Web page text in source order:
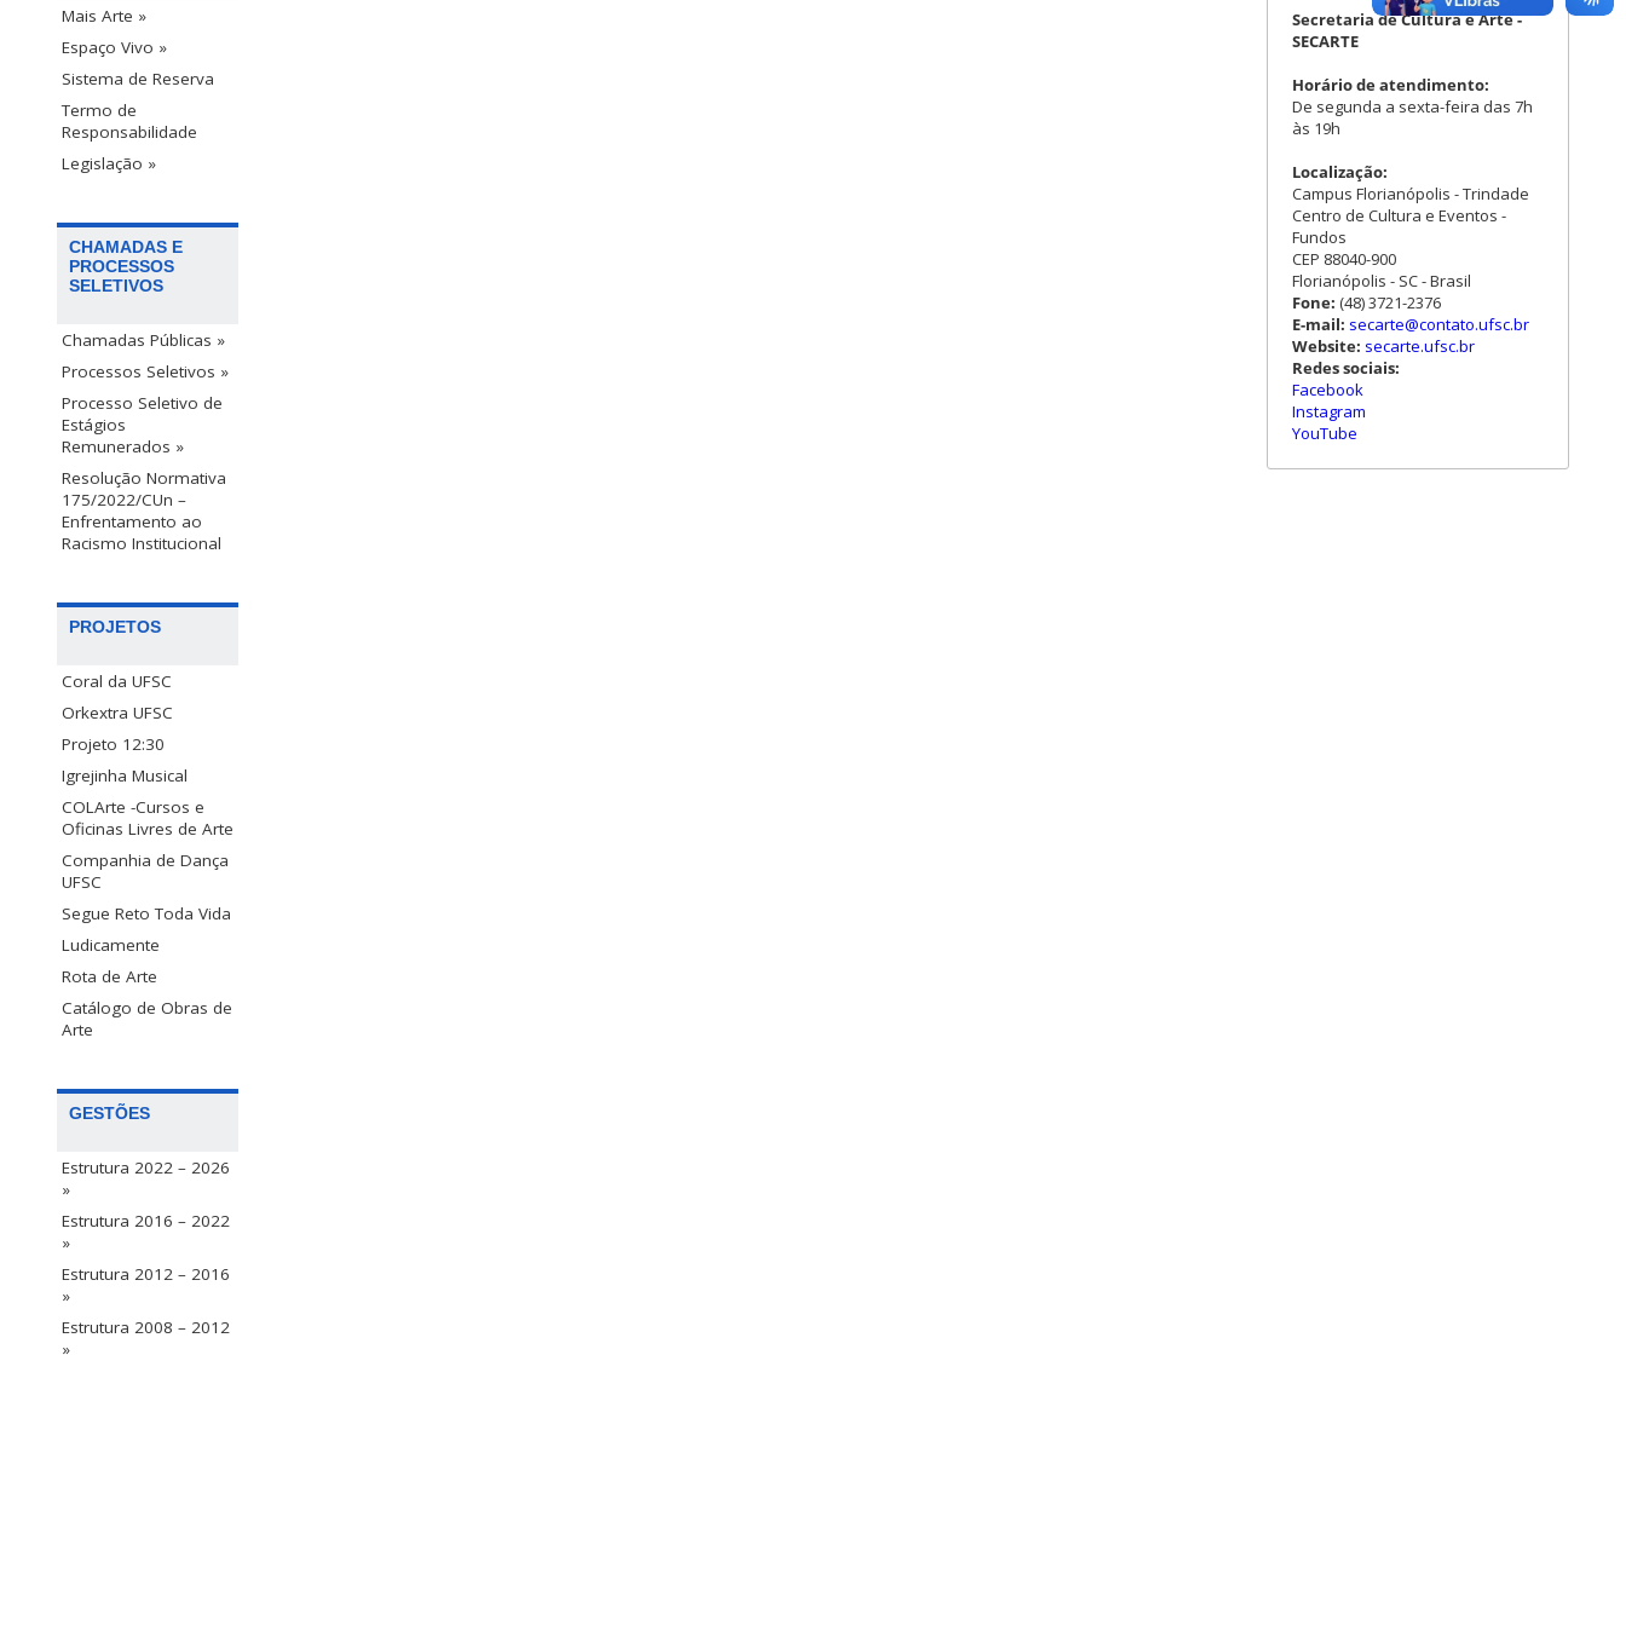
Mais Arte »
Espaço Vivo »
Sistema de Reserva
Termo de
Responsabilidade
Legislação »
CHAMADAS E
PROCESSOS
SELETIVOS
Chamadas Públicas »
Processos Seletivos »
Processo Seletivo de
Estágios
Remunerados »
Resolução Normativa
175/2022/CUn –
Enfrentamento ao
Racismo Institucional
PROJETOS
Coral da UFSC
Orkextra UFSC
Projeto 12:30
Igrejinha Musical
COLArte -Cursos e
Oficinas Livres de Arte
Companhia de Dança
UFSC
Segue Reto Toda Vida
Ludicamente
Rota de Arte
Catálogo de Obras de
Arte
GESTÕES
Estrutura 2022 – 2026
»
Estrutura 2016 – 2022
»
Estrutura 2012 – 2016
»
Estrutura 2008 – 2012
»
Secretaria de Cultura e Arte -
SECARTE
Horário de atendimento:
De segunda a sexta-feira das 7h
às 19h
Localização:
Campus Florianópolis - Trindade
Centro de Cultura e Eventos -
Fundos
CEP 88040-900
Florianópolis - SC - Brasil
Fone: (48) 3721-2376
E-mail: secarte@contato.ufsc.br
Website: secarte.ufsc.br
Redes sociais:
Facebook
Instagram
YouTube